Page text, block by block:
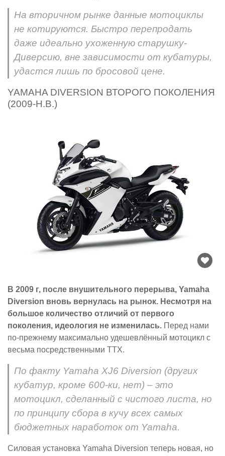
На вторичном рынке данные мотоциклы
не котируются. Быстро перепродать
даже идеально ухоженную старушку-
Диверсию, вне зависимости от кубатуры,
удастся лишь по бросовой цене.
YAMAHA DIVERSION ВТОРОГО ПОКОЛЕНИЯ
(2009-Н.В.)
В 2009 г, после внушительного перерыва, Yamaha
Diversion вновь вернулась на рынок. Несмотря на
большое количество отличий от первого
поколения, идеология не изменилась. Перед нами
по-прежнему максимально удешевлённый мотоцикл с
весьма посредственными ТТХ.
По факту Yamaha XJ6 Diversion (других
кубатур, кроме 600-ки, нет) – это
мотоцикл, сделанный с чистого листа, но
по принципу сбора в кучу всех самых
бюджетных наработок от Yamaha.
Силовая установка Yamaha Diversion теперь новая, но